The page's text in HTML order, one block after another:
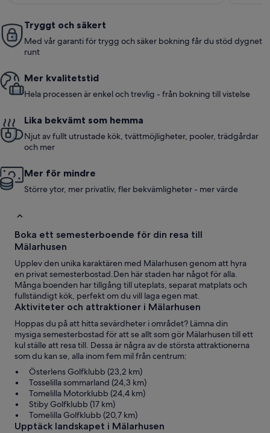
Tryggt och säkert
Med vår garanti för trygg och säker bokning får du stöd dygnet
runt
Mer kvalitetstid
Hela processen är enkel och trevlig - från bokning till vistelse
Lika bekvämt som hemma
Njut av fullt utrustade kök, tvättmöjligheter, pooler, trädgårdar
och mer
Mer för mindre
Större ytor, mer privatliv, fler bekvämligheter - mer värde
Boka ett semesterboende för din resa till
Mälarhusen
Upplev den unika karaktären med Mälarhusen genom att hyra
en privat semesterbostad.Den här staden har något för alla.
Många boenden har tillgång till uteplats, separat matplats och
fullständigt kök, perfekt om du vill laga egen mat.
Aktiviteter och attraktioner i Mälarhusen
Hoppas du på att hitta sevärdheter i området? Lämna din
mysiga semesterbostad för att se allt som gör Mälarhusen till ett
kul ställe att resa till. Dessa är några av de största attraktionerna
som du kan se, alla inom fem mil från centrum:
Österlens Golfklubb (23,2 km)
Tosselilla sommarland (24,3 km)
Tomelilla Motorklubb (24,4 km)
Stiby Golfklubb (17 km)
Tomelilla Golfklubb (20,7 km)
Upptäck landskapet i Mälarhusen